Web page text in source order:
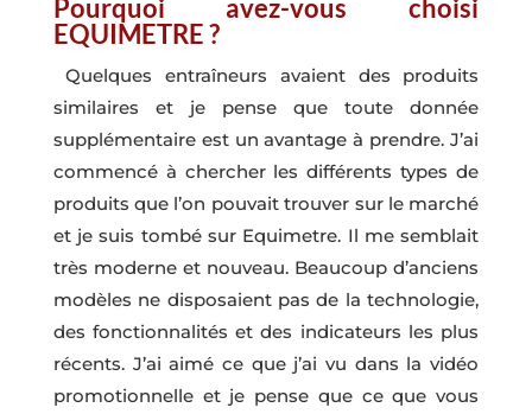
Pourquoi avez-vous choisi
EQUIMETRE ?
Quelques entraîneurs avaient des produits
similaires et je pense que toute donnée
supplémentaire est un avantage à prendre. J’ai
commencé à chercher les différents types de
produits que l’on pouvait trouver sur le marché
et je suis tombé sur Equimetre. Il me semblait
très moderne et nouveau. Beaucoup d’anciens
modèles ne disposaient pas de la technologie,
des fonctionnalités et des indicateurs les plus
récents. J’ai aimé ce que j’ai vu dans la vidéo
promotionnelle et je pense que ce que vous